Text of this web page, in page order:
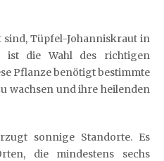
Tüpfel-Johanniskraut in
ist die Wahl des richtigen
Pflanze benötigt bestimmte
wachsen und ihre heilenden
sonnige Standorte. Es
die mindestens sechs